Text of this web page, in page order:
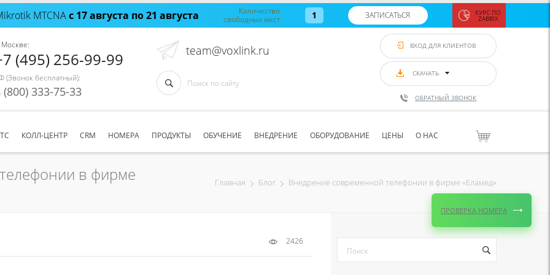
MTCNAс 17 августа по 21 августа
Количество
свободных мест
1 ЗАПИСАТЬСЯ КУРС ПО
ZABBIX
ВХОД ДЛЯ КЛИЕНТОВ
СКАЧАТЬ
ОБРАТНЫЙ ЗВОНОК
(495) 256-99-99
(Звонок бесплатный):
(800) 333-75-33
team@voxlink.ru
КОЛЛ-ЦЕНТР CRM НОМЕРА ПРОДУКТЫ ОБУЧЕНИЕ ВНЕДРЕНИЕ ОБОРУДОВАНИЕ ЦЕНЫ О НАС
в фирме
Главная Блог Внедрение современной телефонии в фирме «Еламед»
2426
ПРОВЕРКА НОМЕРА